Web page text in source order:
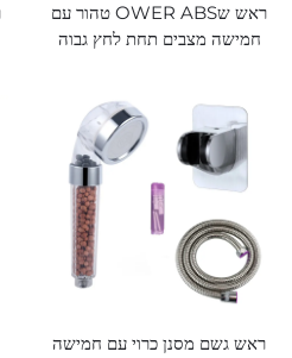
ראש שOWER ABS טהור עם
חמישה מצבים תחת לחץ גבוה
חסימה לניקוי קלה
ראש גשם מסנן כרוי עם חמישה